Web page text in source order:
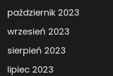
październik 2023
wrzesień 2023
sierpień 2023
lipiec 2023